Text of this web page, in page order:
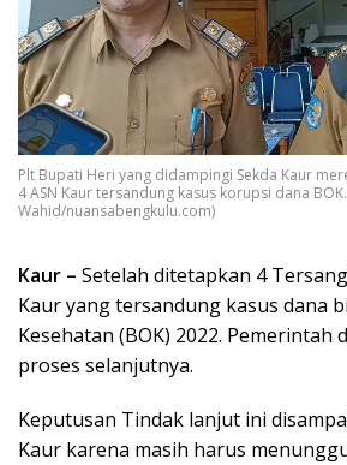
Plt Bupati Heri yang didampingi Sekda Kaur
4 ASN Kaur tersandung kasus korupsi dana
Wahid/nuansabengkulu.com)
Kaur – Setelah ditetapkan 4
Kaur yang tersandung kasus dana
Kesehatan (BOK) 2022. Pemerintah
proses selanjutnya.
Keputusan Tindak lanjut ini
Kaur karena masih harus